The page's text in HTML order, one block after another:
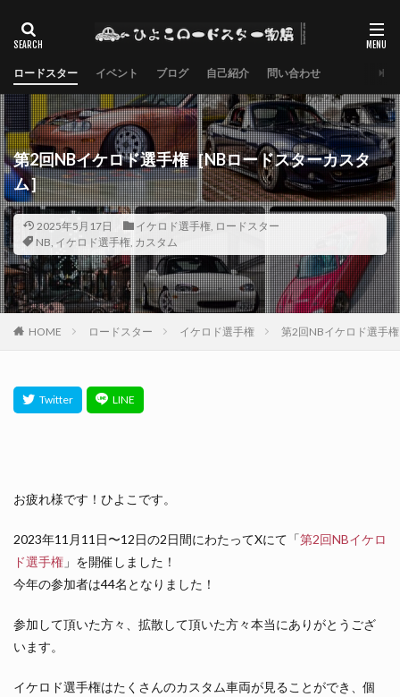
ロードスター イベント ブログ 自己紹介 問い合わせ
第2回NBイケロド選手権［NBロードスターカスタ
ム］
2025年5月17日 イケロド選手権, ロードスター
NB, イケロド選手権, カスタム
HOME ロードスター イケロド選手権 第2回NBイケロド選手
お疲れ様です！ひよこです。
2023年11月11日〜12日の2日間にわたってXにて「第2回NBイケロ
ド選手権 」を開催しました！
今年の参加者は44名となりました！
参加して頂いた方々、拡散して頂いた方々本当にありがとうござ
います。
イケロド選手権はたくさんのカスタム車両が見ることができ、個